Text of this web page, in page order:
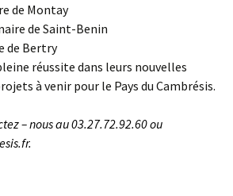
de Montay
de Saint-Benin
de Bertry
réussite dans leurs nouvelles
à venir pour le Pays du Cambrésis.
– nous au 03.27.72.92.60 ou